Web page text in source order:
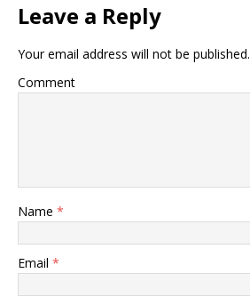
Leave a Reply
Your email address will not be published.
Comment
Name *
Email *